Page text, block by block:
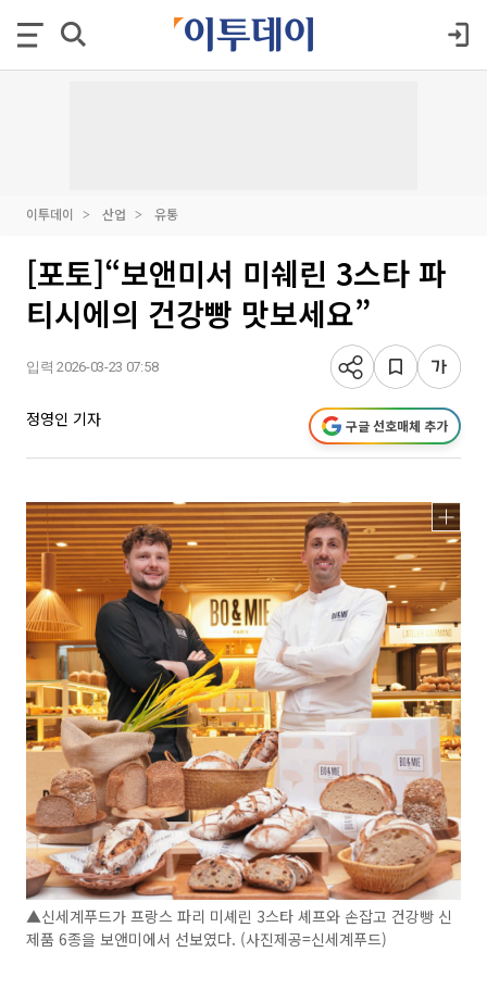
이투데이 산업 유통
[포토]“보앤미서 미쉐린 3스타 파
티시에의 건강빵 맛보세요”
입력 2026-03-23 07:58
정영인 기자 구글 선호매체 추가
▲신세계푸드가 프랑스 파리 미셰린 3스타 셰프와 손잡고 건강빵 신
제품 6종을 보앤미에서 선보였다. (사진제공=신세계푸드)